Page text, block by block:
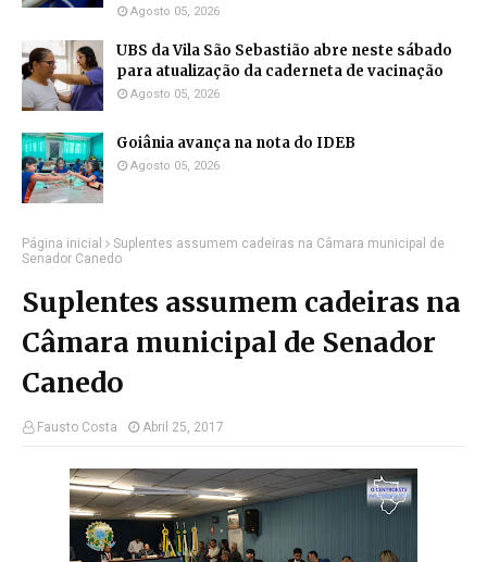
Agosto 05, 2026
UBS da Vila São Sebastião abre neste sábado
para atualização da caderneta de vacinação
Agosto 05, 2026
Goiânia avança na nota do IDEB
Agosto 05, 2026
Página inicial
Suplentes assumem cadeiras na Câmara municipal de
Senador Canedo
Suplentes assumem cadeiras na
Câmara municipal de Senador
Canedo
Fausto Costa Abril 25, 2017